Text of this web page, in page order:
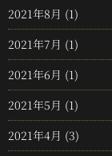
2021年8月 (1)
2021年7月 (1)
2021年6月 (1)
2021年5月 (1)
2021年4月 (3)